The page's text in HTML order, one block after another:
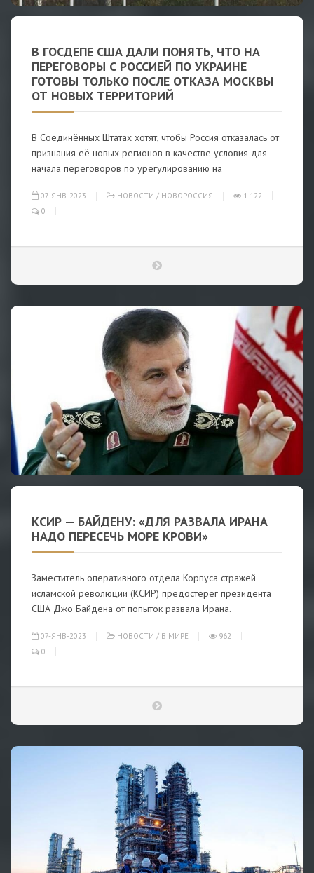
В ГОСДЕПЕ США ДАЛИ ПОНЯТЬ, ЧТО НА
ПЕРЕГОВОРЫ С РОССИЕЙ ПО УКРАИНЕ
ГОТОВЫ ТОЛЬКО ПОСЛЕ ОТКАЗА МОСКВЫ
ОТ НОВЫХ ТЕРРИТОРИЙ
В Соединённых Штатах хотят, чтобы Россия отказалась от
признания её новых регионов в качестве условия для
начала переговоров по урегулированию на
07-ЯНВ-2023 НОВОСТИ / НОВОРОССИЯ
1 122
0
КСИР — БАЙДЕНУ: «ДЛЯ РАЗВАЛА ИРАНА
НАДО ПЕРЕСЕЧЬ МОРЕ КРОВИ»
Заместитель оперативного отдела Корпуса стражей
исламской революции (КСИР) предостерёг президента
США Джо Байдена от попыток развала Ирана.
07-ЯНВ-2023 НОВОСТИ / В МИРЕ
962
0